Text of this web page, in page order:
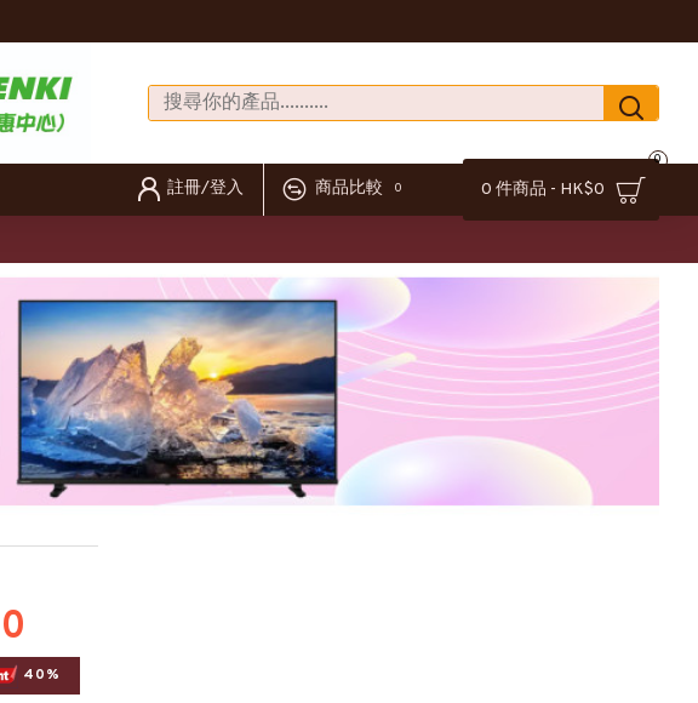
註冊/登入 商品比較 0 0 件商品 - HK$0
0
40%